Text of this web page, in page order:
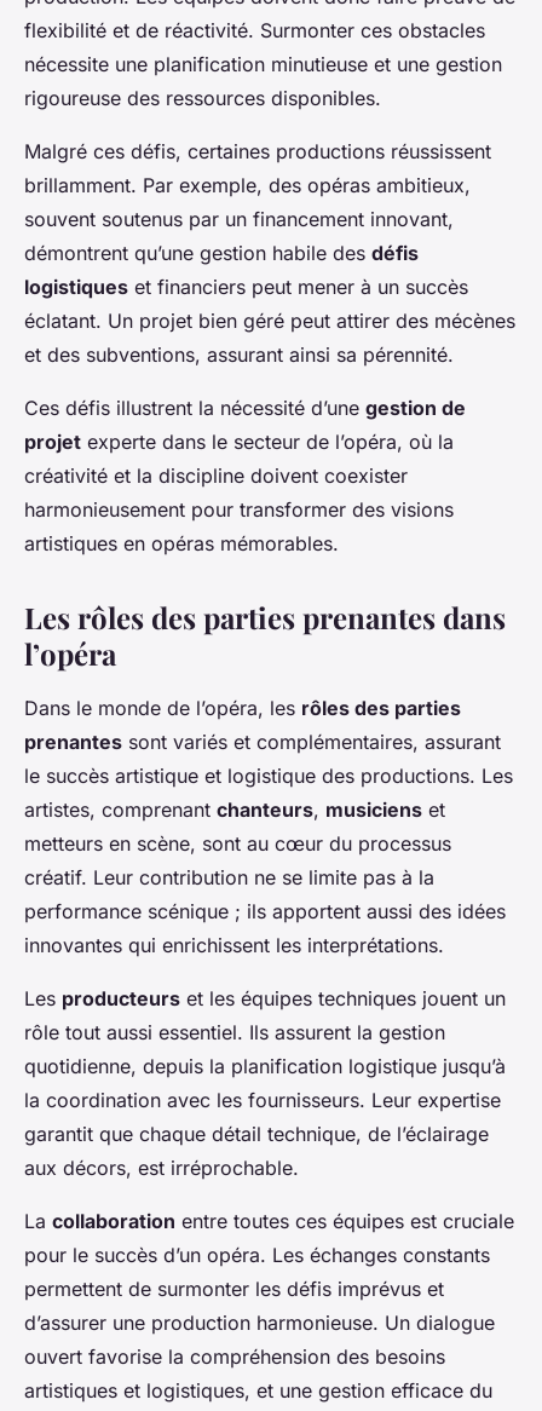
flexibilité et de réactivité. Surmonter ces obstacles
nécessite une planification minutieuse et une gestion
rigoureuse des ressources disponibles.
Malgré ces défis, certaines productions réussissent
brillamment. Par exemple, des opéras ambitieux,
souvent soutenus par un financement innovant,
démontrent qu’une gestion habile des défis
logistiques et financiers peut mener à un succès
éclatant. Un projet bien géré peut attirer des mécènes
et des subventions, assurant ainsi sa pérennité.
Ces défis illustrent la nécessité d’une gestion de
projet experte dans le secteur de l’opéra, où la
créativité et la discipline doivent coexister
harmonieusement pour transformer des visions
artistiques en opéras mémorables.
Les rôles des parties prenantes dans
l’opéra
Dans le monde de l’opéra, les rôles des parties
prenantes sont variés et complémentaires, assurant
le succès artistique et logistique des productions. Les
artistes, comprenant chanteurs, musiciens et
metteurs en scène, sont au cœur du processus
créatif. Leur contribution ne se limite pas à la
performance scénique ; ils apportent aussi des idées
innovantes qui enrichissent les interprétations.
Les producteurs et les équipes techniques jouent un
rôle tout aussi essentiel. Ils assurent la gestion
quotidienne, depuis la planification logistique jusqu’à
la coordination avec les fournisseurs. Leur expertise
garantit que chaque détail technique, de l’éclairage
aux décors, est irréprochable.
La collaboration entre toutes ces équipes est cruciale
pour le succès d’un opéra. Les échanges constants
permettent de surmonter les défis imprévus et
d’assurer une production harmonieuse. Un dialogue
ouvert favorise la compréhension des besoins
artistiques et logistiques, et une gestion efficace du